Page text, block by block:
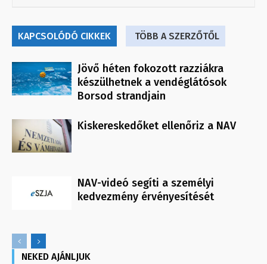
KAPCSOLÓDÓ CIKKEK TÖBB A SZERZŐTŐL
Jövő héten fokozott razziákra
készülhetnek a vendéglátósok
Borsod strandjain
Kiskereskedőket ellenőriz a NAV
NAV-videó segíti a személyi
kedvezmény érvényesítését
NEKED AJÁNLJUK